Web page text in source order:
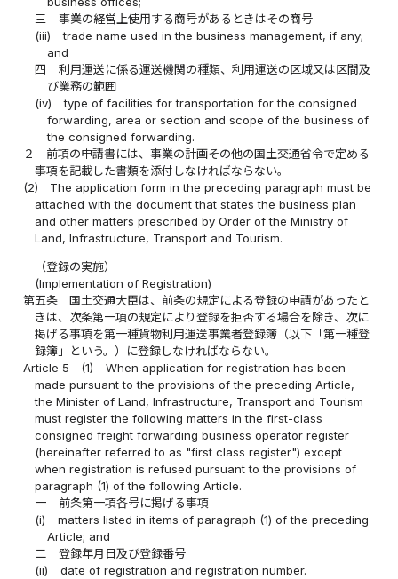
三
事業の経営上使用する商号があるときはその商号
(iii)
trade name used in the business management, if any;
and
四
利用運送に係る運送機関の種類、利用運送の区域又は区間及
び業務の範囲
(iv)
type of facilities for transportation for the consigned
forwarding, area or section and scope of the business of
the consigned forwarding.
２
前項の申請書には、事業の計画その他の国土交通省令で定める
事項を記載した書類を添付しなければならない。
(2)
The application form in the preceding paragraph must be
attached with the document that states the business plan
and other matters prescribed by Order of the Ministry of
Land, Infrastructure, Transport and Tourism.
（登録の実施）
(Implementation of Registration)
第五条
国土交通大臣は、前条の規定による登録の申請があったと
きは、次条第一項の規定により登録を拒否する場合を除き、次に
掲げる事項を第一種貨物利用運送事業者登録簿（以下「第一種登
録簿」という。）に登録しなければならない。
Article 5
(1)
When application for registration has been
made pursuant to the provisions of the preceding Article,
the Minister of Land, Infrastructure, Transport and Tourism
must register the following matters in the first-class
consigned freight forwarding business operator register
(hereinafter referred to as "first class register") except
when registration is refused pursuant to the provisions of
paragraph (1) of the following Article.
一
前条第一項各号に掲げる事項
(i)
matters listed in items of paragraph (1) of the preceding
Article; and
二
登録年月日及び登録番号
(ii)
date of registration and registration number.